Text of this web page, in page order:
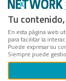
Tu
En esta página web
para facilitar la
Puede expresar su
Siempre puede